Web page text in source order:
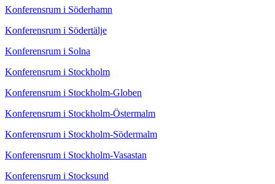
Konferensrum i Söderhamn
Konferensrum i Södertälje
Konferensrum i Solna
Konferensrum i Stockholm
Konferensrum i Stockholm-Globen
Konferensrum i Stockholm-Östermalm
Konferensrum i Stockholm-Södermalm
Konferensrum i Stockholm-Vasastan
Konferensrum i Stocksund